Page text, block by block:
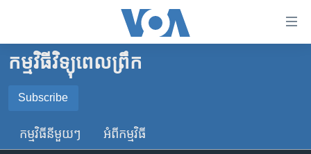
គេហទំព័រ​
ទាក់ទង
រំលង​
កម្ពុជា
អន្តរជាតិ
ចិន
កម្មវិធីវិទ្យុពេលព្រឹក
Subscribe
SUBSCRIBE
កម្មវិធី​នីមួយៗ អំពី​កម្មវិធី​